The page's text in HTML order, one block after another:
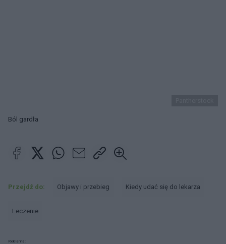
Ból gardła
Przejdź do: Objawy i przebieg Kiedy udać się do lekarza
Leczenie
Reklama: